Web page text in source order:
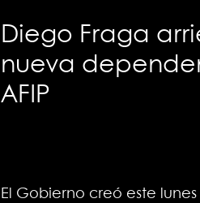
Diego Fraga
nueva
AFIP
El Gobierno creó este